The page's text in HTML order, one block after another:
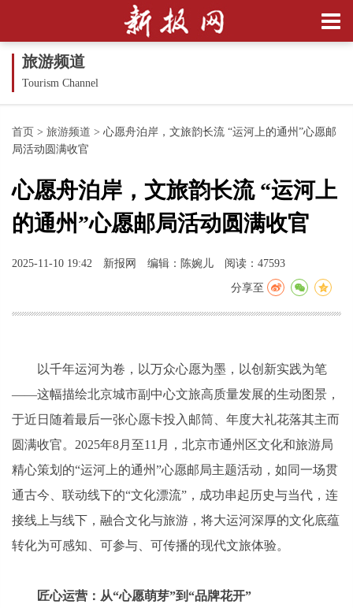
旅游频道
Tourism Channel
首页 > 旅游频道 > 心愿舟泊岸，文旅韵长流 “运河上的通州”心愿邮
局活动圆满收官
心愿舟泊岸，文旅韵长流 “运河上
的通州”心愿邮局活动圆满收官
2025-11-10 19:42 新报网 编辑：陈婉儿 阅读：47593
分享至
以千年运河为卷，以万众心愿为墨，以创新实践为笔
——这幅描绘北京城市副中心文旅高质量发展的生动图景，
于近日随着最后一张心愿卡投入邮筒、年度大礼花落其主而
圆满收官。2025年8月至11月，北京市通州区文化和旅游局
精心策划的“运河上的通州”心愿邮局主题活动，如同一场贯
通古今、联动线下的“文化漂流”，成功串起历史与当代，连
接线上与线下，融合文化与旅游，将大运河深厚的文化底蕴
转化为可感知、可参与、可传播的现代文旅体验。
匠心运营：从“心愿萌芽”到“品牌花开”